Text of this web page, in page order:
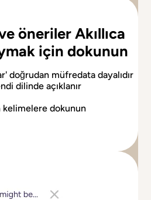
öneriler Akıllıca
için dokunun
doğrudan müfredata dayalıdır
dilinde açıklanır
kelimelere dokunun